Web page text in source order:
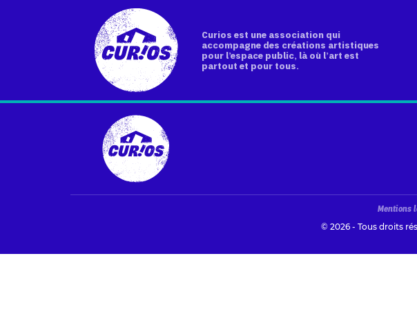
Curios est une association qui
accompagne des créations artistiques
pour l’espace public, là où l’art est
partout et pour tous.
Mentions
© 2026 - Tous droits